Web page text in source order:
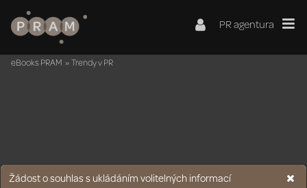
Žádost o souhlas s ukládáním volitelných informací
PR agentura
eBooks PRAM » Trendy v PR